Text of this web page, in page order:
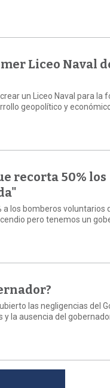
Liceo Naval
un Liceo Naval para la
geopolítico y
recorta 50% los
a los bomberos voluntarios
pero tenemos un
las negligencias del
la ausencia del